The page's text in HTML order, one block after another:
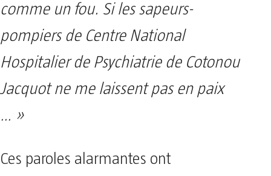
comme un fou. Si les sapeurs-
pompiers de Centre National
Hospitalier de Psychiatrie de Cotonou
Jacquot ne me laissent pas en paix
… »
Ces paroles alarmantes ont